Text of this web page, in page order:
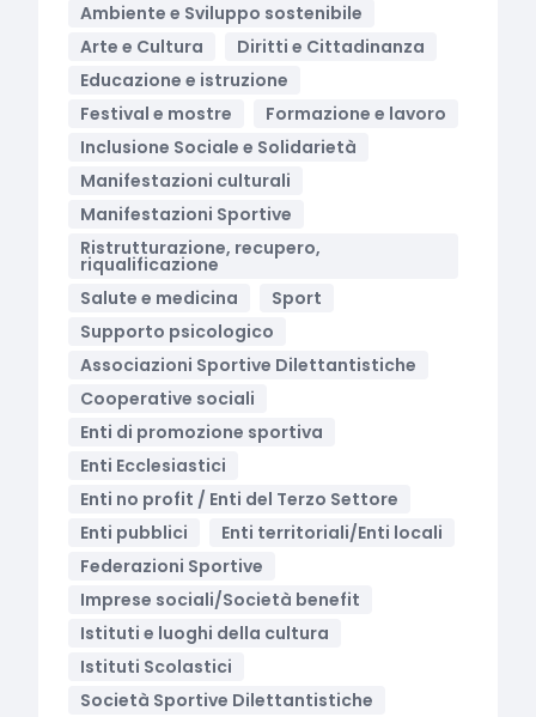
Ambiente e Sviluppo sostenibile
Arte e Cultura
Diritti e Cittadinanza
Educazione e istruzione
Festival e mostre
Formazione e lavoro
Inclusione Sociale e Solidarietà
Manifestazioni culturali
Manifestazioni Sportive
Ristrutturazione, recupero,
riqualificazione
Salute e medicina
Sport
Supporto psicologico
Associazioni Sportive Dilettantistiche
Cooperative sociali
Enti di promozione sportiva
Enti Ecclesiastici
Enti no profit / Enti del Terzo Settore
Enti pubblici
Enti territoriali/Enti locali
Federazioni Sportive
Imprese sociali/Società benefit
Istituti e luoghi della cultura
Istituti Scolastici
Società Sportive Dilettantistiche